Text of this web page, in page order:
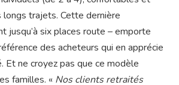
longs trajets. Cette dernière
jusqu’à six places route – emporte
des acheteurs qui en apprécie
Et ne croyez pas que ce modèle
familles. « Nos clients retraités